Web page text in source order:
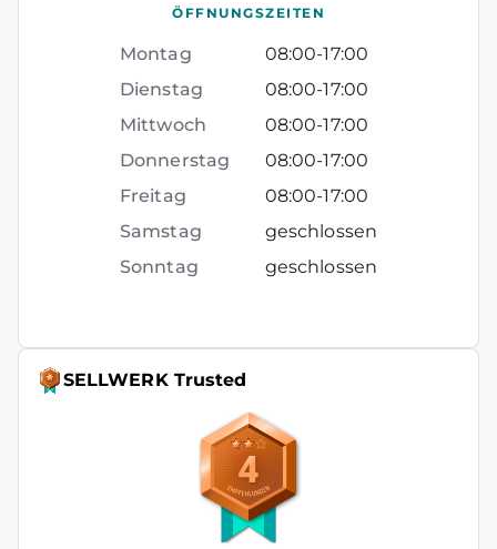
ÖFFNUNGSZEITEN
Montag 08:00-17:00
Dienstag
08:00-17:00
Mittwoch
08:00-17:00
Donnerstag
08:00-17:00
Freitag
08:00-17:00
Samstag
geschlossen
Sonntag
geschlossen
SELLWERK Trusted
4